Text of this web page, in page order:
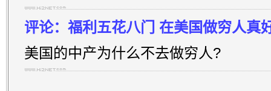
评论：福利五花八门 在美国做穷人真
美国的中产为什么不去做穷人?